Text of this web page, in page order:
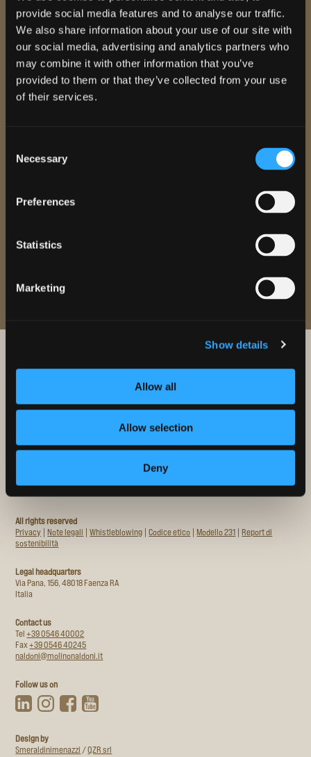
provide social media features and to analyse our traffic.
We also share information about your use of our site with
our social media, advertising and analytics partners who
may combine it with other information that you’ve
provided to them or that they’ve collected from your use
of their services.
Selection
Necessary
Preferences
Statistics
Marketing
Show details
Allow all
Allow selection
Deny
Ho preso visione dell'
e acconsento al trattamento dei dati
Autorizzo il trattamento dei miei dati per l'invio di DEM e Newsletter, inviti
ad eventi e fiere o offerte commerciali. I dati personali saranno trattati in
CF e P. IVA 00108030396
All rights reserved
Privacy
Note legali |Whistleblowing |Codice etico Modello 231
Report di
sostenibilità
Legal headquarters
Via Pana, 156, 48018 Faenza RA
Italia
Contact us
Tel+39 0546 40002
Fax+39 0546 40245
naldoni@molinonaldoni.it
Follow us on
Design by
Smeraldinimenazzi /QZR srl